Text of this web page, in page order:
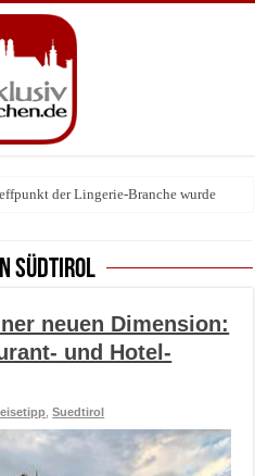
der Lingerie-Branche wurde
die rollenden Kunstwerke bis heute
Südtirol
neuen Dimension:
und Hotel-
,Suedtirol